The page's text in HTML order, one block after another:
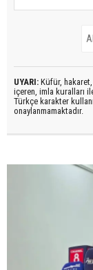
UYARI: Küfür,
içeren, imla kuralları
Türkçe karakter
onaylanmamaktadır.